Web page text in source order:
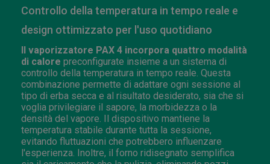
Controllo della temperatura in tempo reale e
design ottimizzato per l'uso quotidiano
Il vaporizzatore PAX 4 incorpora quattro modalità
di calore preconfigurate insieme a un sistema di
controllo della temperatura in tempo reale. Questa
combinazione permette di adattare ogni sessione al
tipo di erba secca e al risultato desiderato, sia che si
voglia privilegiare il sapore, la morbidezza o la
densità del vapore. Il dispositivo mantiene la
temperatura stabile durante tutta la sessione,
evitando fluttuazioni che potrebbero influenzare
l'esperienza. Inoltre, il forno ridisegnato semplifica